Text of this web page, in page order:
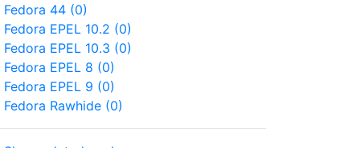
Fedora 44 (0)
Fedora EPEL 10.2 (0)
Fedora EPEL 10.3 (0)
Fedora EPEL 8 (0)
Fedora EPEL 9 (0)
Fedora Rawhide (0)